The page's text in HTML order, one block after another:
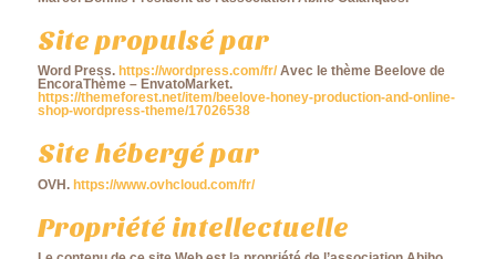
Site propulsé par
Word Press. https://wordpress.com/fr/Avec le thème Beelove de
EncoraThème – EnvatoMarket.
https://themeforest.net/item/beelove-honey-production-and-online-
shop-wordpress-theme/17026538
Site hébergé par
OVH. https://www.ovhcloud.com/fr/
Propriété intellectuelle